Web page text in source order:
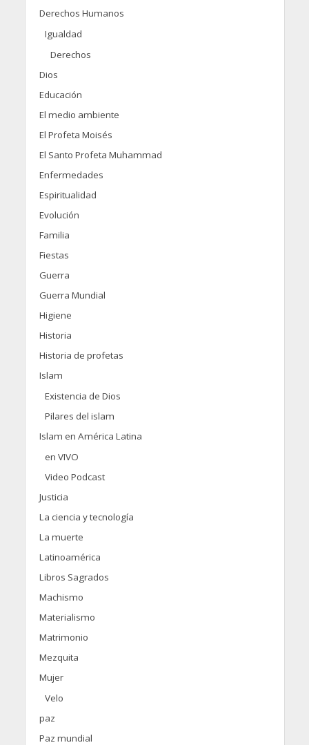
Derechos Humanos
Igualdad
Derechos
Dios
Educación
El medio ambiente
El Profeta Moisés
El Santo Profeta Muhammad
Enfermedades
Espiritualidad
Evolución
Familia
Fiestas
Guerra
Guerra Mundial
Higiene
Historia
Historia de profetas
Islam
Existencia de Dios
Pilares del islam
Islam en América Latina
en VIVO
Video Podcast
Justicia
La ciencia y tecnología
La muerte
Latinoamérica
Libros Sagrados
Machismo
Materialismo
Matrimonio
Mezquita
Mujer
Velo
paz
Paz mundial